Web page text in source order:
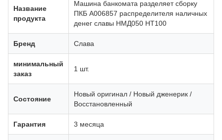
Название
продукта
Машина банкомата разделяет сборку
ПКБ А006857 распределителя наличных
денег славы НМД050 НТ100
Бренд Слава
минимальный
заказ
1 шт.
Состояние
Новый оригинал / Новый дженерик /
Восстановленный
Гарантия 3 месяца